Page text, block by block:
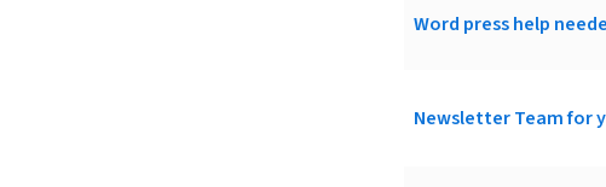
Word press help
Newsletter Team for